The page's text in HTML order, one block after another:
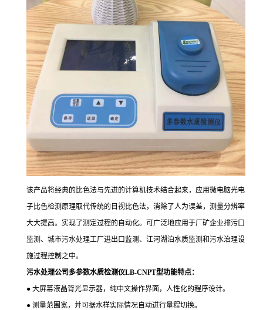
该产品将经典的比色法与先进的计算机技术结合起来，应用微电脑光电
子比色检测原理取代传统的目视比色法，消除了人为误差，测量分辨率
大大提高。实现了测定过程的自动化。可广泛地应用于厂矿企业排污口
监测、城市污水处理工厂进出口监测、江河湖泊水质监测和污水治理设
施过程控制之中。
污水处理公司多参数水质检测仪LB-CNPT型功能特点：
● 大屏幕液晶背光显示器，纯中文操作界面，人性化的程序设计。
● 测量范围宽，并可据水样实际情况自动进行量程切换。